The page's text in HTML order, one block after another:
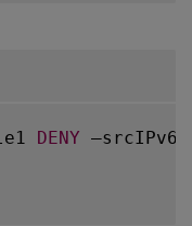
DENY –srcIPv6